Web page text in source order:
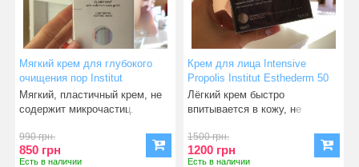
Мягкий крем для глубокого
очищения пор Institut
Esthederm 75 мл
Мягкий, пластичный крем, не
содержит микрочастиц.
990 грн.
850 грн
Есть в наличии
Крем для лица Intensive
Propolis Institut Esthederm 50
мл
Лёгкий крем быстро
впитывается в кожу, не
ощущ
1500 грн.
1200 грн
Есть в наличии